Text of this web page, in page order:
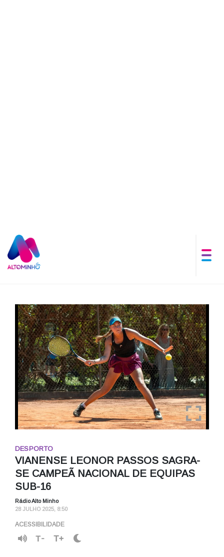
DESPORTO
VIANENSE LEONOR PASSOS SAGRA-
SE CAMPEÃ NACIONAL DE EQUIPAS
SUB-16
Rádio Alto Minho
28 JULHO 2025, 8:50
ACESSIBILIDADE
T- T+